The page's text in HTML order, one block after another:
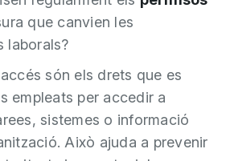
que canvien les
laborals?
són els drets que es
empleats per accedir a
sistemes o informació
Això ajuda a prevenir